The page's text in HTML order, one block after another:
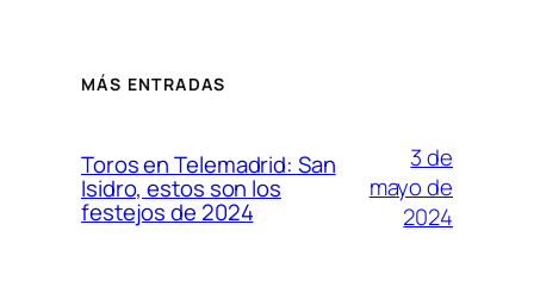
MÁS ENTRADAS
Toros en Telemadrid: San
Isidro, estos son los
festejos de 2024
3 de
mayo de
2024